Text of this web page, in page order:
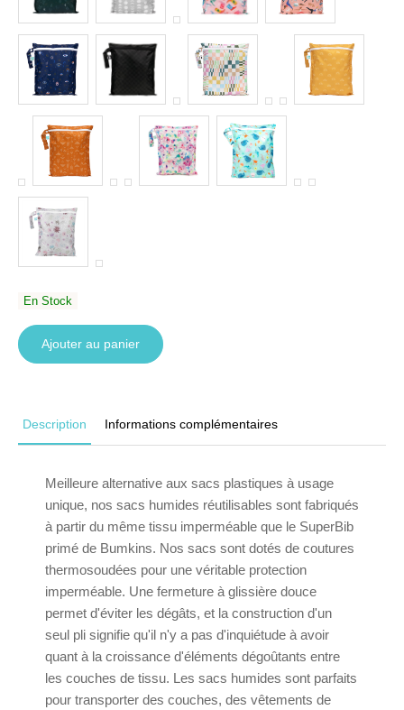
En Stock
Ajouter au panier
Description Informations complémentaires
Meilleure alternative aux sacs plastiques à usage
unique, nos sacs humides réutilisables sont fabriqués
à partir du même tissu imperméable que le SuperBib
primé de Bumkins. Nos sacs sont dotés de coutures
thermosoudées pour une véritable protection
imperméable. Une fermeture à glissière douce
permet d'éviter les dégâts, et la construction d'un
seul pli signifie qu'il n'y a pas d'inquiétude à avoir
quant à la croissance d'éléments dégoûtants entre
les couches de tissu. Les sacs humides sont parfaits
pour transporter des couches, des vêtements de